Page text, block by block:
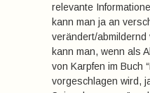
relevante
kann man ja an
verändert/abmildernd
kann man, wenn als
von Karpfen im Buch
vorgeschlagen wird,